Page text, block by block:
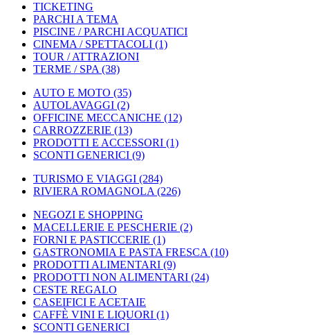
TICKETING
PARCHI A TEMA
PISCINE / PARCHI ACQUATICI
CINEMA / SPETTACOLI (1)
TOUR / ATTRAZIONI
TERME / SPA (38)
AUTO E MOTO (35)
AUTOLAVAGGI (2)
OFFICINE MECCANICHE (12)
CARROZZERIE (13)
PRODOTTI E ACCESSORI (1)
SCONTI GENERICI (9)
TURISMO E VIAGGI (284)
RIVIERA ROMAGNOLA (226)
NEGOZI E SHOPPING
MACELLERIE E PESCHERIE (2)
FORNI E PASTICCERIE (1)
GASTRONOMIA E PASTA FRESCA (10)
PRODOTTI ALIMENTARI (9)
PRODOTTI NON ALIMENTARI (24)
CESTE REGALO
CASEIFICI E ACETAIE
CAFFÈ VINI E LIQUORI (1)
SCONTI GENERICI